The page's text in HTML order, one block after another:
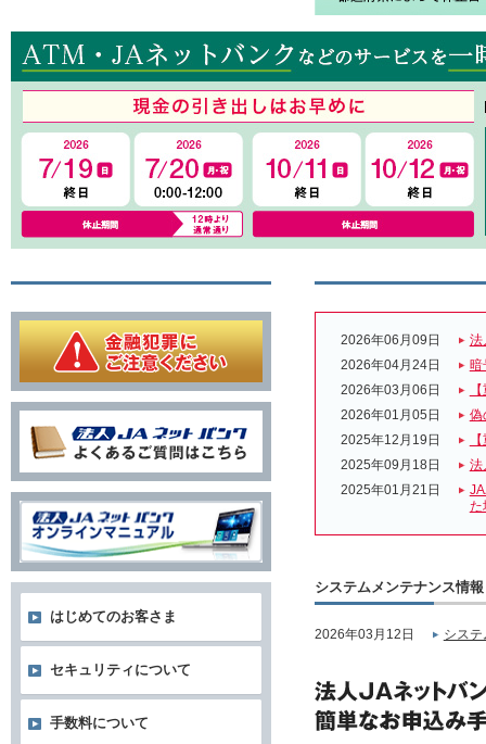
2026年06月09日
法
2026年04月24日
暗
2026年03月06日
2026年01月05日
偽
2025年12月19日
2025年09月18日
法
2025年01月21日
た
システムメンテナンス情報
2026年03月12日 シス
はじめてのお客さま
セキュリティについて
手数料について